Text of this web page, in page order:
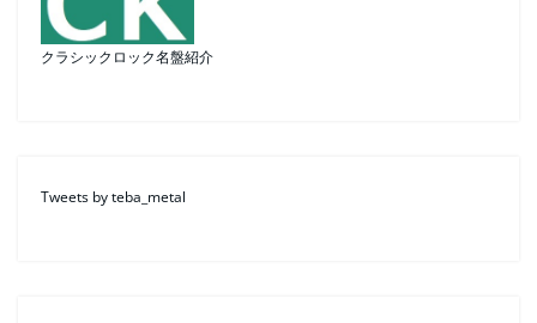
クラシックロック名盤紹介
Tweets by teba_metal